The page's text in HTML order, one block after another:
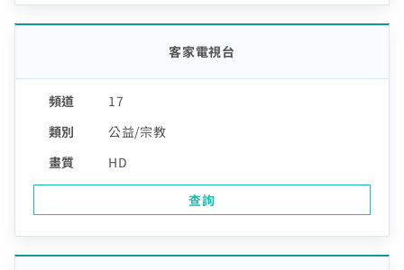
17
客家電視台
公益/宗教
HD
查詢